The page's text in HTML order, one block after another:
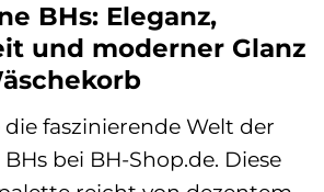
BHs: Eleganz,
und moderner Glanz
faszinierende Welt der
bei BH-Shop.de. Diese